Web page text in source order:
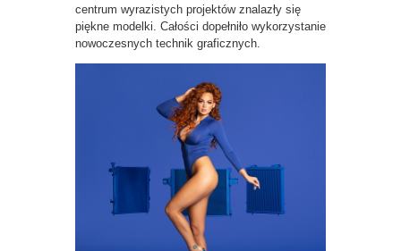
centrum wyrazistych projektów znalazły się
piękne modelki. Całości dopełniło wykorzystanie
nowoczesnych technik graficznych.